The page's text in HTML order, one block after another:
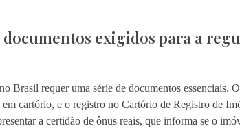
exigidos para a
Brasil requer uma série de documentos essenciais.
cartório, e o registro no Cartório de Registro de
a certidão de ônus reais, que informa se o